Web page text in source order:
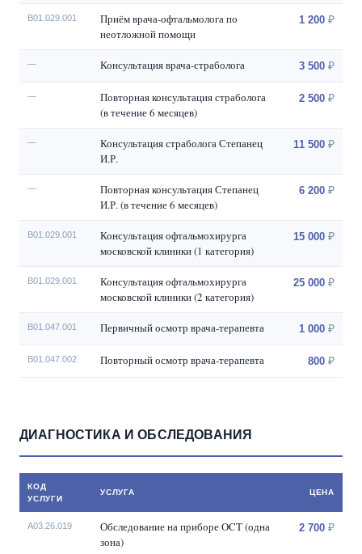
B01.029.001
Приём врача-офтальмолога по
неотложной помощи
1 200
— Консультация врача-страболога 3 500
—
Повторная консультация страболога
(в течение 6 месяцев)
2 500
—
Консультация страболога Степанец
И.Р.
11 500
—
Повторная консультация Степанец
И.Р. (в течение 6 месяцев)
6 200
B01.029.001
Консультация офтальмохирурга
московской клиники (1 категория)
15 000
B01.029.001
Консультация офтальмохирурга
московской клиники (2 категория)
25 000
B01.047.001 Первичный осмотр врача-терапевта 1 000
B01.047.002 Повторный осмотр врача-терапевта 800
ДИАГНОСТИКА И ОБСЛЕДОВАНИЯ
КОД
УСЛУГИ
УСЛУГА ЦЕНА
A03.26.019
Обследование на приборе OCT (одна
зона)
2 700